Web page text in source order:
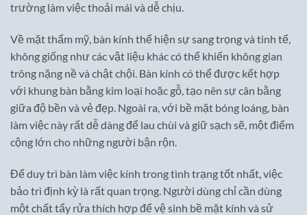
trường làm việc thoải mái và dễ chịu.
Về mặt thẩm mỹ, bàn kính thể hiện sự sang trọng và tinh tế,
không giống như các vật liệu khác có thể khiến không gian
trông nặng nề và chật chội. Bàn kính có thể được kết hợp
với khung bàn bằng kim loại hoặc gỗ, tạo nên sự cân bằng
giữa độ bền và vẻ đẹp. Ngoài ra, với bề mặt bóng loáng, bàn
làm việc này rất dễ dàng để lau chùi và giữ sạch sẽ, một điểm
cộng lớn cho những người bận rộn.
Để duy trì bàn làm việc kính trong tình trạng tốt nhất, việc
bảo trì định kỳ là rất quan trọng. Người dùng chỉ cần dùng
một chất tẩy rửa thích hợp để vệ sinh bề mặt kính và sử